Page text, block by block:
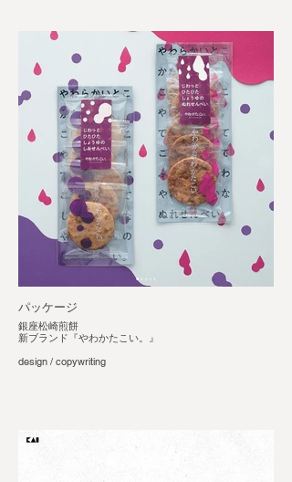
パッケージ
銀座松崎煎餅
新ブランド『やわかたこい。』
design / copywriting